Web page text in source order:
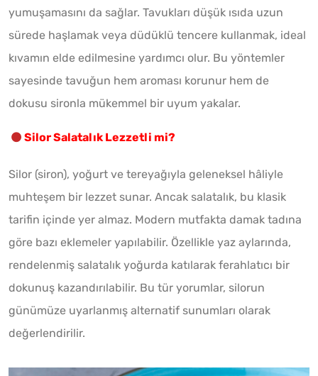
yumuşamasını da sağlar. Tavukları düşük ısıda uzun
sürede haşlamak veya düdüklü tencere kullanmak, ideal
kıvamın elde edilmesine yardımcı olur. Bu yöntemler
sayesinde tavuğun hem aroması korunur hem de
dokusu sironla mükemmel bir uyum yakalar.
Silor Salatalık Lezzetli mi?
Silor (siron), yoğurt ve tereyağıyla geleneksel hâliyle
muhteşem bir lezzet sunar. Ancak salatalık, bu klasik
tarifin içinde yer almaz. Modern mutfakta damak tadına
göre bazı eklemeler yapılabilir. Özellikle yaz aylarında,
rendelenmiş salatalık yoğurda katılarak ferahlatıcı bir
dokunuş kazandırılabilir. Bu tür yorumlar, silorun
günümüze uyarlanmış alternatif sunumları olarak
değerlendirilir.